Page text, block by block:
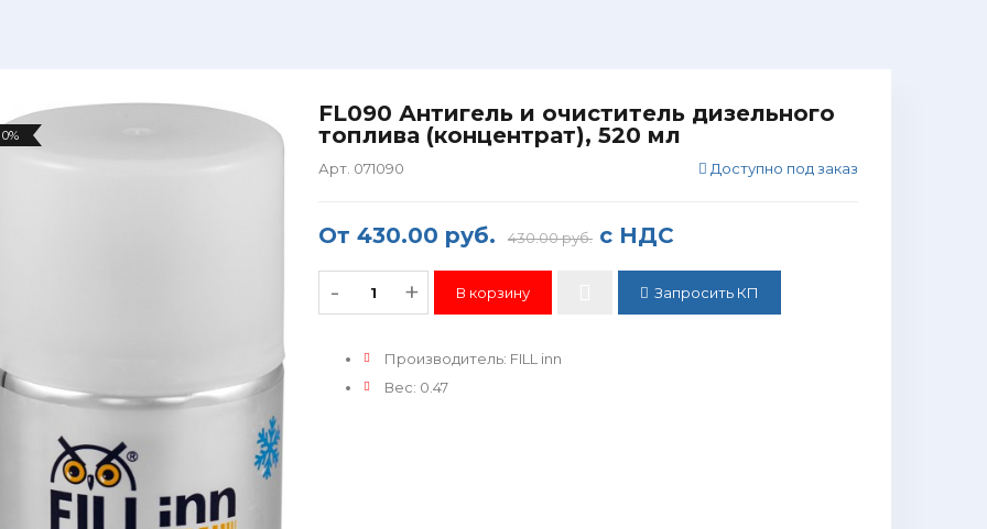
0%
FL090 Антигель и очиститель дизельного
топлива (концентрат), 520 мл
Арт. 071090 Доступно под заказ
От 430.00 руб. 430.00 руб. с НДС
- + Запросить КП
Производитель: FILL inn
Вес: 0.47